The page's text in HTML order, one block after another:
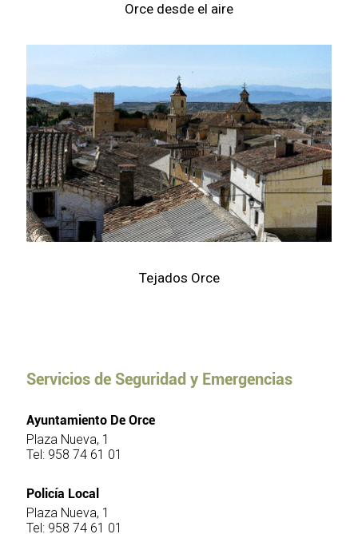
Orce desde el aire
Tejados Orce
Servicios de Seguridad y Emergencias
Ayuntamiento De Orce
Plaza Nueva, 1
Tel: 958 74 61 01
Policía Local
Plaza Nueva, 1
Tel: 958 74 61 01